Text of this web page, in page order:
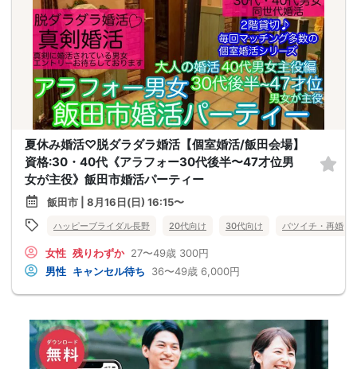
夏休み婚活♡脱ダラダラ婚活【個室婚活/飯田会場】
資格:30・40代《アラフォー30代後半〜47才位男
女が主役》飯田市婚活パーティー
飯田市 | 8月16日(日) 16:15〜
ハッピーブライダル長野 20代向け 30代向け バツイチ・再婚
女性 残りわずか 27〜49歳 300円
男性 キャンセル待ち 36〜49歳 6,000円